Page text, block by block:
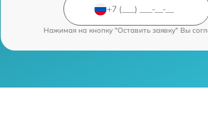
Нажимая на кнопку "Оставить заявку" Вы